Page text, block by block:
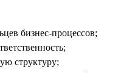
бизнес-процессов;
структуру;